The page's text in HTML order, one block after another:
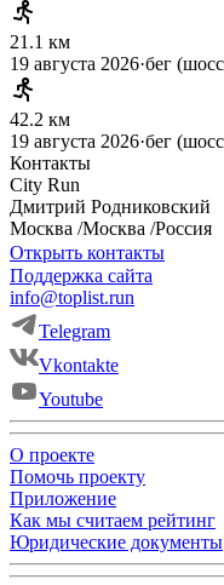
21.1 км
19 августа 2026·бег
42.2 км
19 августа 2026·бег
Контакты
City Run
Дмитрий Родниковский
Москва /Москва /Россия
Открыть контакты
Поддержка сайта
info@toplist.run
Telegram
Vkontakte
Youtube
О проекте
Помочь проекту
Приложение
Как мы считаем рейтинг
Юридические документы